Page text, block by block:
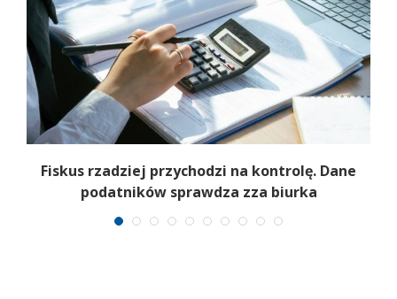
Fiskus rzadziej przychodzi na kontrolę. Dane
podatników sprawdza zza biurka